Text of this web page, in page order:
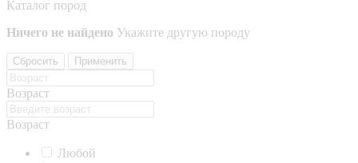
Каталог пород
Ничего не найдено Укажите другую породу
Сбросить Применить
Возраст
Возраст
Любой